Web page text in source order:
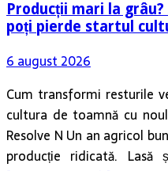
Producții mari la
poți pierde startul
6 august 2026
Cum transformi resturile
cultura de toamnă cu
Resolve N Un an agricol
producție ridicată.